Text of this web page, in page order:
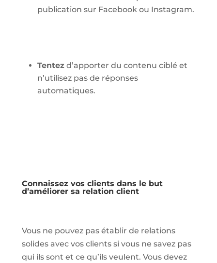
publication sur Facebook ou Instagram.
Tentezd’apporter du contenu ciblé et
n’utilisez pas de réponses
automatiques.
Connaissez vos clients dans le but
d’améliorer sa relation client
Vous ne pouvez pas établir de relations
solides avec vos clients si vous ne savez pas
qui ils sont et ce qu’ils veulent. Vous devez